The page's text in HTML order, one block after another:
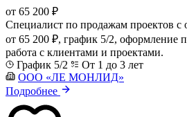
от 65 200 ₽
Специалист по продажам проектов с
от 65 200 ₽, график 5/2,
работа с клиентами и проектами.
График 5/2
От 1 до 3 лет
ООО «ЛЕ МОНЛИД»
Подробнее